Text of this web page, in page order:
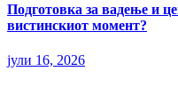
Подготовка за вадење и
вистинскиот момент?
јули 16, 2026